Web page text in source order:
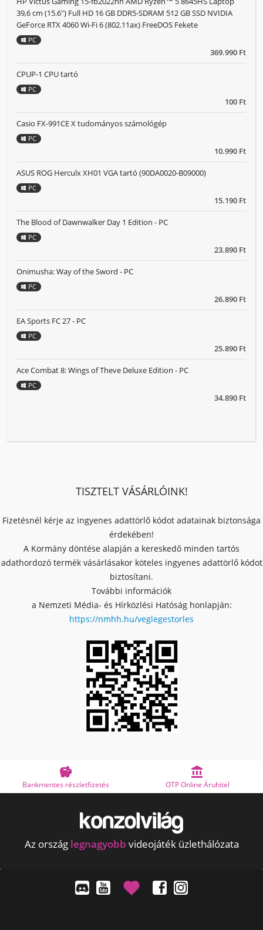
369.990 Ft
39,6 cm (15.6") Full HD 16 GB DDR5-SDRAM 512 GB SSD NVIDIA
GeForce RTX 4060 Wi-Fi 6 (802.11ax) FreeDOS Fekete
PC
100 Ft
CPUP-1 CPU tartó
PC
10.990 Ft
Casio FX-991CE X tudományos számológép
PC
15.190 Ft
ASUS ROG Herculx XH01 VGA tartó (90DA0020-B09000)
PC
23.890 Ft
The Blood of Dawnwalker Day 1 Edition - PC
PC
26.890 Ft
Onimusha: Way of the Sword - PC
PC
25.890 Ft
EA Sports FC 27 - PC
PC
34.890 Ft
Ace Combat 8: Wings of Theve Deluxe Edition - PC
PC
TISZTELT VÁSÁRLÓINK!
Fizetésnél kérje az ingyenes adattörlő kódot adatainak biztonsága
érdekében!
A Kormány döntése alapján a kereskedő minden tartós
adathordozó termék vásárlásakor köteles ingyenes adattörlő kódot
biztosítani.
További információk
a Nemzeti Média- és Hírközlési Hatóság honlapján:
https://nmhh.hu/veglegestorles

Bankmentes részletfizetés

OTP Online Áruhitel
Az ország legnagyobb videojáték üzlethálózata